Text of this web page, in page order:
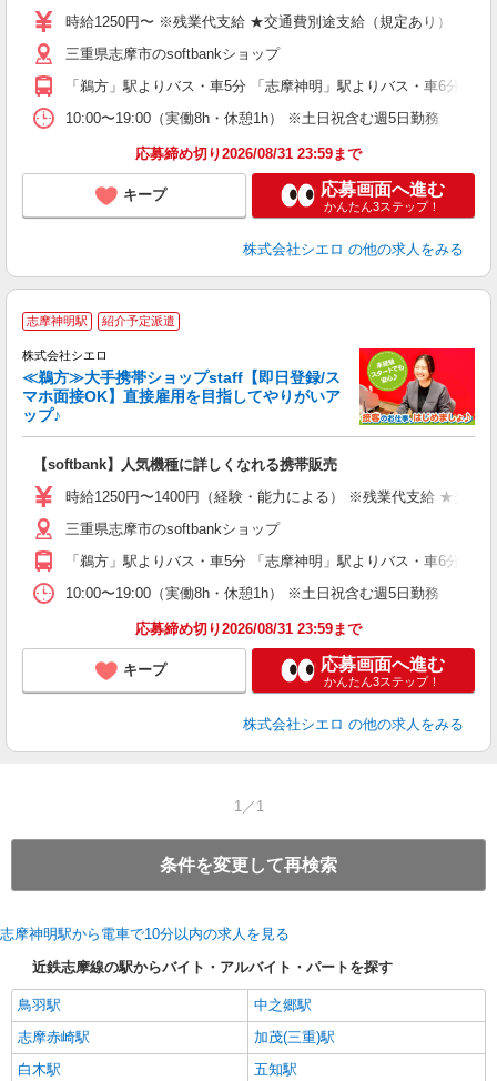
時給1250円〜 ※残業代支給 ★交通費別途支給（規定あり） ゜+
三重県志摩市のsoftbankショップ
「鵜方」駅よりバス・車5分 「志摩神明」駅よりバス・車6分
10:00〜19:00（実働8h・休憩1h） ※土日祝含む週5日勤務
応募締め切り2026/08/31 23:59まで
キープ 応募画面へ進む
かんたん3ステップ！
株式会社シエロ の他の求人をみる
志摩神明駅 紹介予定派遣
株式会社シエロ
≪鵜方≫大手携帯ショップstaff【即日登録/ス
マホ面接OK】直接雇用を目指してやりがいア
ップ♪
【softbank】人気機種に詳しくなれる携帯販売
時給1250円〜1400円（経験・能力による） ※残業代支給 ★交通
三重県志摩市のsoftbankショップ
「鵜方」駅よりバス・車5分 「志摩神明」駅よりバス・車6分
10:00〜19:00（実働8h・休憩1h） ※土日祝含む週5日勤務
応募締め切り2026/08/31 23:59まで
キープ 応募画面へ進む
かんたん3ステップ！
株式会社シエロ の他の求人をみる
1／1
条件を変更して再検索
志摩神明駅から電車で10分以内の求人を見る
近鉄志摩線の駅からバイト・アルバイト・パートを探す
鳥羽駅
中之郷駅
志摩赤崎駅
加茂(三重)駅
白木駅
五知駅